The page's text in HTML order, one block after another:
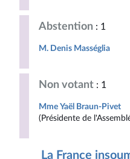
Abstention : 1
M. Denis Masséglia
Non votant : 1
Mme Yaël Braun-Pivet
(Présidente de
La France